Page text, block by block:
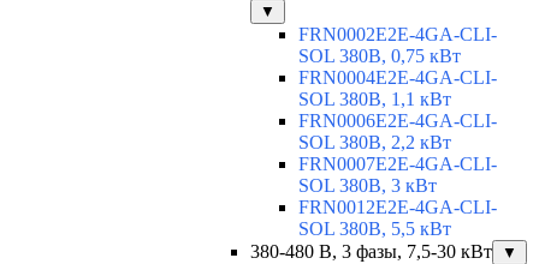
▼
FRN0002E2E-4GA-CLI-
SOL 380В, 0,75 кВт
FRN0004E2E-4GA-CLI-
SOL 380В, 1,1 кВт
FRN0006E2E-4GA-CLI-
SOL 380В, 2,2 кВт
FRN0007E2E-4GA-CLI-
SOL 380В, 3 кВт
FRN0012E2E-4GA-CLI-
SOL 380В, 5,5 кВт
380-480 В, 3 фазы, 7,5-30 кВт
▼